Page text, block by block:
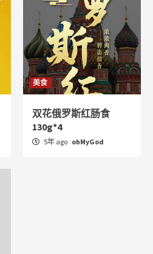
美食
双花俄罗斯红肠食
130g*4
5年 ago ohMyGod